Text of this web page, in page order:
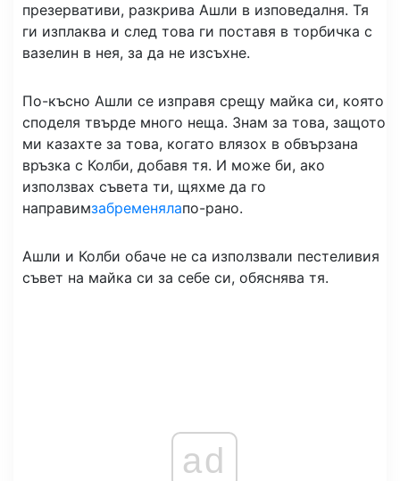
презервативи, разкрива Ашли в изповедалня. Тя
ги изплаква и след това ги поставя в торбичка с
вазелин в нея, за да не изсъхне.
По-късно Ашли се изправя срещу майка си, която
споделя твърде много неща. Знам за това, защото
ми казахте за това, когато влязох в обвързана
връзка с Колби, добавя тя. И може би, ако
използвах съвета ти, щяхме да го
направимзабременялапо-рано.
Ашли и Колби обаче не са използвали пестеливия
съвет на майка си за себе си, обяснява тя.
ad